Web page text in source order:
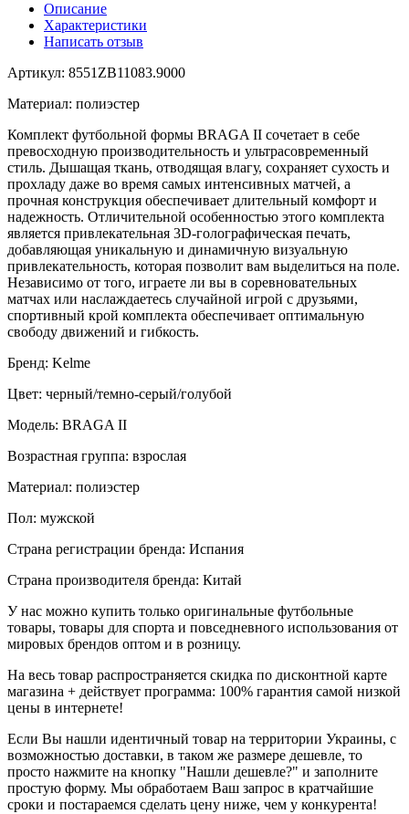
Описание
Характеристики
Написать отзыв
Артикул: 8551ZB11083.9000
Материал: полиэстер
Комплект футбольной формы BRAGA II сочетает в себе
превосходную производительность и ультрасовременный
стиль. Дышащая ткань, отводящая влагу, сохраняет сухость и
прохладу даже во время самых интенсивных матчей, а
прочная конструкция обеспечивает длительный комфорт и
надежность. Отличительной особенностью этого комплекта
является привлекательная 3D-голографическая печать,
добавляющая уникальную и динамичную визуальную
привлекательность, которая позволит вам выделиться на поле.
Независимо от того, играете ли вы в соревновательных
матчах или наслаждаетесь случайной игрой с друзьями,
спортивный крой комплекта обеспечивает оптимальную
свободу движений и гибкость.
Бренд: Kelme
Цвет: черный/темно-серый/голубой
Модель: BRAGA II
Возрастная группа: взрослая
Материал: полиэстер
Пол: мужской
Страна регистрации бренда: Испания
Страна производителя бренда: Китай
У нас можно купить только оригинальные футбольные
товары, товары для спорта и повседневного использования от
мировых брендов оптом и в розницу.
На весь товар распространяется скидка по дисконтной карте
магазина + действует программа: 100% гарантия самой низкой
цены в интернете!
Если Вы нашли идентичный товар на территории Украины, с
возможностью доставки, в таком же размере дешевле, то
просто нажмите на кнопку "Нашли дешевле?" и заполните
простую форму. Мы обработаем Ваш запрос в кратчайшие
сроки и постараемся сделать цену ниже, чем у конкурента!